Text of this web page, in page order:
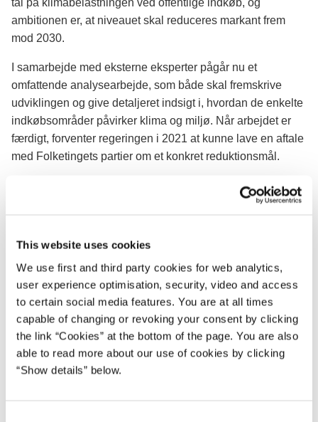
This website uses cookies
We use first and third party cookies for web analytics,
user experience optimisation, security, video and access
to certain social media features. You are at all times
capable of changing or revoking your consent by clicking
the link “Cookies” at the bottom of the page. You are also
able to read more about our use of cookies by clicking
“Show details” below.
tal på klimabelastningen ved offentlige indkøb, og
ambitionen er, at niveauet skal reduceres markant frem
mod 2030.
I samarbejde med eksterne eksperter pågår nu et
omfattende analysearbejde, som både skal fremskrive
udviklingen og give detaljeret indsigt i, hvordan de enkelte
indkøbsområder påvirker klima og miljø. Når arbejdet er
færdigt, forventer regeringen i 2021 at kunne lave en aftale
med Folketingets partier om et konkret reduktionsmål.
Vi foreslår f.eks., at statens medarbejderkantiner indfører
vegetarisk mad to af ugens dage, og at 60 pct. af maden
skal være økologisk. Vi vil gøre det obligatorisk at
anvende produkter, der er miljømærkede eller lever op til
tilsvarende krav. Samtidig foreslår vi, at der tages
udgangspunkt i omkostninger i hele produktets livsforløb,
når der købes ind. Det oplagte valg skal være det grønne
valg.